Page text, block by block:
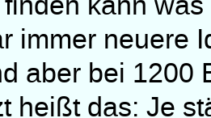
immer neuere
aber bei 1200
heißt das: Je